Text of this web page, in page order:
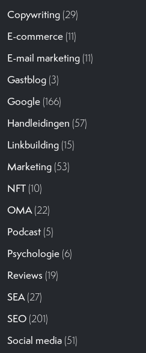
Copywriting (29)
E-commerce (11)
E-mail marketing (11)
Gastblog (3)
Google (166)
Handleidingen (57)
Linkbuilding (15)
Marketing (53)
NFT (10)
OMA(22)
Podcast (5)
Psychologie (6)
Reviews (19)
SEA(27)
SEO (201)
Social media (51)